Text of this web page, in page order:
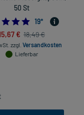
50 St
19*
€ 18,49 €
zzgl. Versandkosten
Lieferbar